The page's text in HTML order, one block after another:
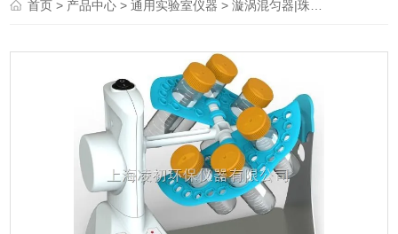
首页> 产品中心 >通用实验室仪器 >漩涡混匀器|珠磨器|捣碎机